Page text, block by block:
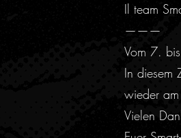
Il team
———
Vom 7.
In diesem
wieder
Vielen